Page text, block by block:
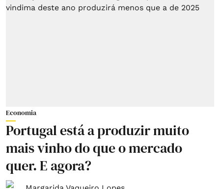
Economia
Portugal está a produzir muito
mais vinho do que o mercado
quer. E agora?